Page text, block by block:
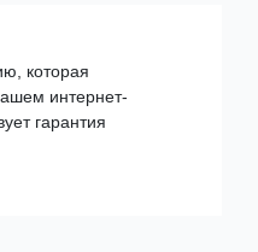
которая
интернет-
гарантия